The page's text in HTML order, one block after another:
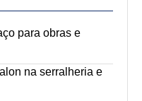
para obras e
na serralheria e